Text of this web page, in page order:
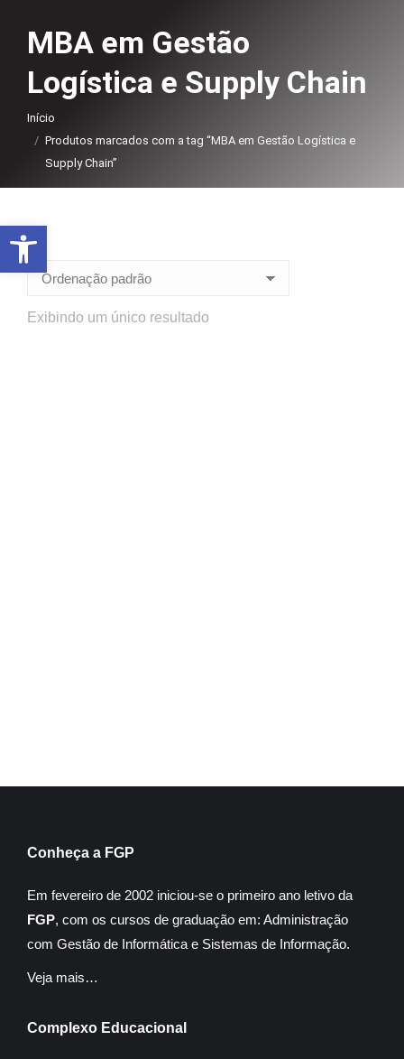
MBA em Gestão
Logística e Supply Chain
Você está aqui:
Início
Produtos marcados com a tag “MBA em Gestão Logística e
Supply Chain”
Exibindo um único resultado
Conheça a FGP
Em fevereiro de 2002 iniciou-se o primeiro ano letivo da
FGP, com os cursos de graduação em: Administração
com Gestão de Informática e Sistemas de Informação.
Veja mais…
Complexo Educacional
Abrir a barra de ferramentas